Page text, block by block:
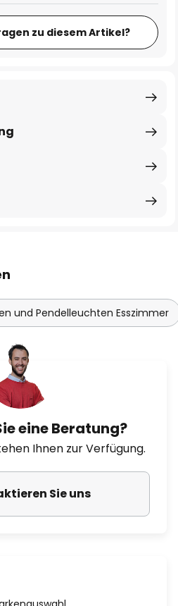
zu diesem Artikel?
und Pendelleuchten Esszimmer
eine Beratung?
Ihnen zur Verfügung.
Sie uns